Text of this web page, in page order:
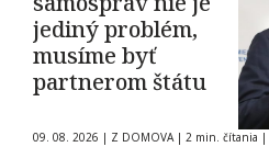
jediný problém,
musíme byť
partnerom štátu
09. 08. 2026 | Z DOMOVA | 2 min. čítania |